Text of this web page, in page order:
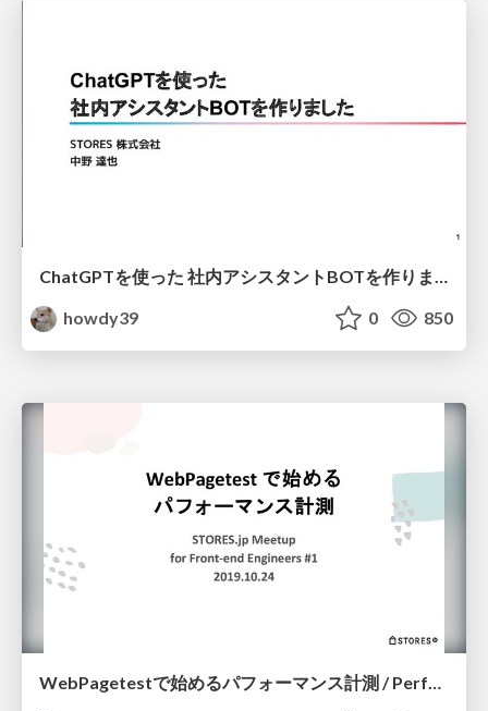
ChatGPTを使った 社内アシスタントBOTを作りました / ChatGPT Assistant Bot
howdy39
0 850
WebPagetestで始めるパフォーマンス計測 / Performance measurement starting with WebPagetest